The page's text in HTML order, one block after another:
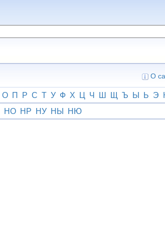
О
О П Р С Т У Ф Х Ц Ч Ш Щ Ъ Ы Ь Э
НО НР НУ НЫ НЮ